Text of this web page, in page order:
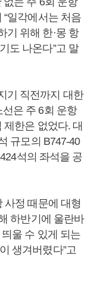
“일각에서는 처음
기 위해 한·몽 항
도 나온다”고 말
기 직전까지 대한
은 주 6회 운항
한은 없었다. 대
규모의 B747-40
석의 좌석을 공
사정 때문에 대형
하반기에 울란바
울 수 있게 되는
생겨버렸다”고